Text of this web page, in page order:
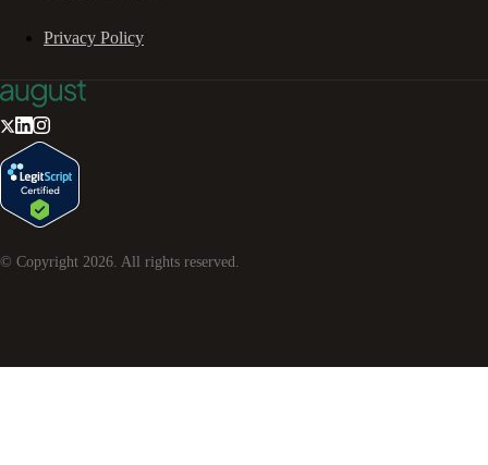
Privacy Policy
© Copyright 2026 . All rights reserved.